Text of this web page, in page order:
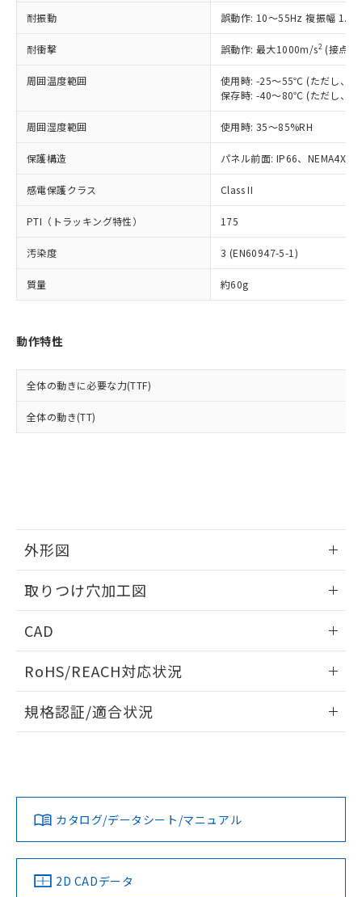
耐振動 誤動作: 10～55Hz 複振幅
耐衝撃 誤動作: 最大1000m/s2 (接点
周囲温度範囲
使用時: -25～55℃ (ただし、氷
保存時: -40～80℃ (ただし、氷
周囲湿度範囲 使用時: 35～85%RH
保護構造 パネル前面: IP66、NEMA4X,
感電保護クラス Class II
PTI（トラッキング特性） 175
汚染度 3 (EN60947-5-1)
質量 約60g
動作特性
全体の動きに必要な力(TTF)
全体の動き(TT)
外形図
取りつけ穴加工図
CAD
ドすることができます。
ログイン/会員登録
ダウンロードデータをご利用いただく前に、以下を必ずお読
みください。
ソフトウェアの使用条件
RoHS/REACH対応状況
EU RoHS 注意事項・凡例
対応済み
中国 RoHS 注意事項・凡例
規格認証/適合状況
LR型式承認
（イギリス
船舶規格）
DNV型式承認
（ノルウェー
BV型式承認
（フランス
KR型式
（韓国
カタログ/データシート/マニュアル
2D CADデータ
記載している更新日時点での社内デー
タに基づき作成されるものであり、閲
覧された時点での実際の在庫および標
準価格とは異なる場合があることをご
正式な納期状況および標準価格はお客
様のお取引先、またはお客様担当のオ
ムロン制御機器販売店・当社販売員に
オムロン制御機器販売店や当社販売拠
販売ネットワーク
」をご確認
ください。
在庫状況および標準価格結果を当社の
事前の承諾なく第三者に漏洩または開
示しないようお願いします。
マイパーツ機能（部品リスト作成サー
ビス）をご利用いただくには、I-Web
メンバーズにご登録されている必要が
および当社の共同利用者が、当社の製
品・サービスに関するお客様との取
をご了承ください。
※当社の共同利用者とは、"個人情報
鉛(Pb) 1000ppm以下、 水銀(Hg) 1000ppm以下、 カド
六価クロム(Cr(Ⅵ)) 1000ppm以下、ポリ臭化ビフェニル
類(PBB) 1000ppm以下、ポリ臭化ジフェニルエーテル類
(PBDE) 1000ppm以下、フタル酸ビス(2-エチルヘキシ
ル) (DEHP)(別名：DOP) 1000ppm以下、フタル酸ブチ
ルベンジル（BBP） 1000ppm以下、フタル酸ジブチル
（DBP） 1000ppm以下、フタル酸ジイソブチル
(DIBP) 1000ppm以下
但し、RoHS指令で産業用監視および制御機器に対する
適用除外項目は除く。
フタル酸エステル類の４物質については閾値を超える意
図的な使用がないことを確認しています。
※2 対応予定月
部品在庫の切り替え状況などにより、予定
月が前後することがあります。
下記の非含有証明書をダウンロードするこ
とができます。
EU RoHS指令（10物質）の非含有証明書
物質の対応では、対応完了までの期間は出
荷製品に未対応品が混在することから備考
既に当社にて対応品への在庫切替を完了
していることから、特段のことがない限
り、2022年1月12日より割愛しておりま
*中国RoHS10物質の基準値 (GB/T26572)：
Pb(鉛) :1000ppm、 Hg(水銀) : 1000ppm、 Cd(カドミウ
Cr(Ⅵ)(六価クロム) : 1000ppm、 PBBs(ポリ臭化ビフェ
ニル類) : 1000ppm、 PBDEs(ポリ臭化ジフェニルエーテ
ル) : 1000ppm、
DEHP(フタル酸ビス(2-エチルヘキシル)) : 1000ppm
※2 環境保護使用期限
「ｅ」：有害物質（10物質）のすべてが基
準値以下であることを示します。
「10」：通常の使用状況下において有害物
質が外部に漏えいし、環境に深刻な影響を
及ぼさない年数を意味します。
（以下｢規制貨物等」という）を輸出
または国外への提供する場合は、日本
国政府の輸出許可(または役務取引許
可)を取得するなどの必要な手続きを
当社は規制貨物を破棄する場合は、完
全に破砕するなど、違法に輸出されな
いよう必要な手段を講じます。
当社は貴社製品を、核兵器、ミサイ
ル、化学兵器、生物兵器またはその他
武器並びにこれらの製造装置等に一切
使用いたしません。
当社は、貴社製品を第三者に販売する
場合は、上記1、2および3の内容を当
該第三者に通知します。また当社は、
販売先および販売に係わる関係者が違
法に輸出するおそれがある場合は、取
り引きをいたしません。
○ 一定数以上の在庫あり
△ 一定数には満たないが在庫あり
在庫なし(最新の在庫状況につ
いては、お客様のお取引先、ま
たはお客様担当のオムロン制御
機器販売店・当社販売員にご確
認ください)
受注生産機種、また在庫状況の
情報を公開していない機種